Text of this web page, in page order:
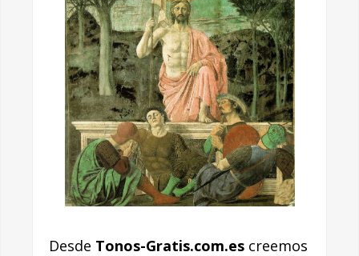
Desde Tonos-Gratis.com.es creemos